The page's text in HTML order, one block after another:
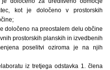
kot je določeno v prostorskih
določeno na preostalem delu občine
prostorskih planskih in izvedbenih
poselitvi oziroma je na njih
iz tretjega odstavka 1. člena